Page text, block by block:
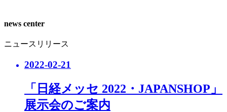
news center
ニュースリリース
2022-02-21
「日経メッセ 2022・JAPANSHOP」
展示会のご案内